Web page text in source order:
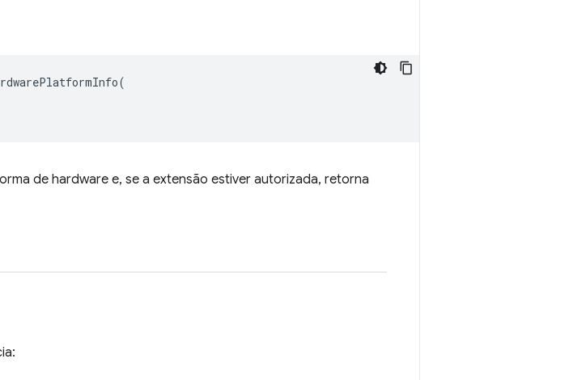
(
de hardware e, se a extensão estiver autorizada, retorna